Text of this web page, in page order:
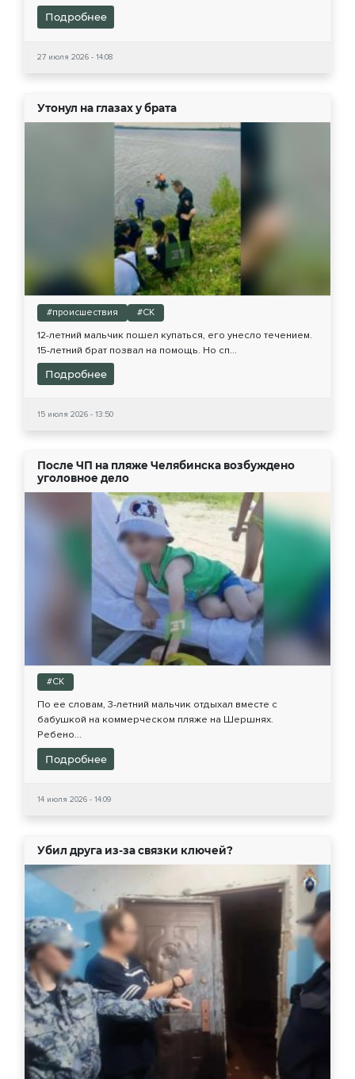
Подробнее
27 июля 2026 - 14:08
Утонул на глазах у брата
#происшествия #СК
12-летний мальчик пошел купаться, его унесло течением.
15-летний брат позвал на помощь. Но сп...
Подробнее
15 июля 2026 - 13:50
После ЧП на пляже Челябинска возбуждено
уголовное дело
#СК
По ее словам, 3-летний мальчик отдыхал вместе с
бабушкой на коммерческом пляже на Шершнях.
Ребено...
Подробнее
14 июля 2026 - 14:09
Убил друга из-за связки ключей?